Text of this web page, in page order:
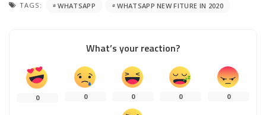
TAGS: WHATSAPP WHATSAPP NEW FITURE IN 2020
What’s your reaction?
0 0 0 0 0